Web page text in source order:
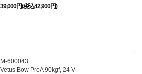
39,000円(税込42,900円)
M-600043
Vetus Bow ProA 90kgf, 24 V